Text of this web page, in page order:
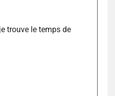
trouve le temps de